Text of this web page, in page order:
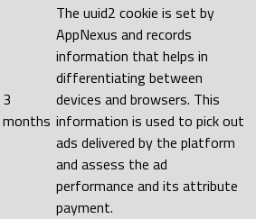
3
months
The uuid2 cookie is set by
AppNexus and records
information that helps in
differentiating between
devices and browsers. This
information is used to pick out
ads delivered by the platform
and assess the ad
performance and its attribute
payment.